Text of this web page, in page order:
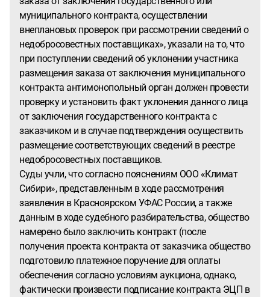
муниципального контракта, осуществлении
внеплановых проверок при рассмотрении сведений о
недобросовестных поставщиках», указали на то, что
при поступлении сведений об уклонении участника
размещения заказа от заключения муниципального
контракта антимонопольный орган должен провести
проверку и установить факт уклонения данного лица
от заключения государственного контракта с
заказчиком и в случае подтверждения осуществить
размещение соответствующих сведений в реестре
недобросовестных поставщиков.
Суды учли, что согласно пояснениям ООО «Климат
Сибири», представленным в ходе рассмотрения
заявления в Красноярском УФАС России, а также
данным в ходе судебного разбирательства, общество
намерено было заключить контракт (после
получения проекта контракта от заказчика общество
подготовило платежное поручение для оплаты
обеспечения согласно условиям аукциона, однако,
фактически произвести подписание контракта ЭЦП в